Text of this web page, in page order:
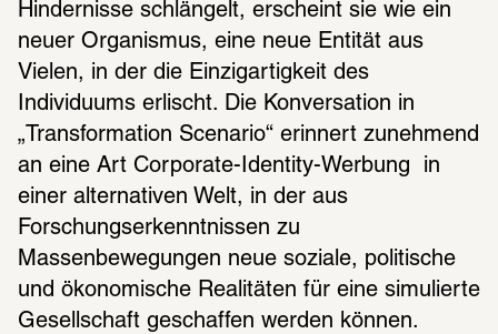
Hindernisse schlängelt, erscheint sie wie ein
neuer Organismus, eine neue Entität aus
Vielen, in der die Einzigartigkeit des
Individuums erlischt. Die Konversation in
„Transformation Scenario“ erinnert zunehmend
an eine Art Corporate-Identity-Werbung  in
einer alternativen Welt, in der aus
Forschungserkenntnissen zu
Massenbewegungen neue soziale, politische
und ökonomische Realitäten für eine simulierte
Gesellschaft geschaffen werden können.